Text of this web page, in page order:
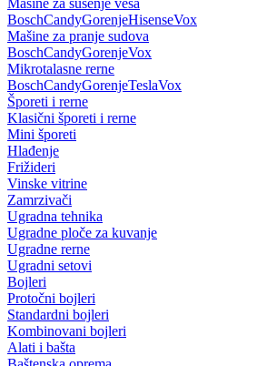
Mašine za sušenje veša
BoschCandyGorenjeHisenseVox
Mašine za pranje sudova
BoschCandyGorenjeVox
Mikrotalasne rerne
BoschCandyGorenjeTeslaVox
Šporeti i rerne
Klasični šporeti i rerne
Mini šporeti
Hlađenje
Frižideri
Vinske vitrine
Zamrzivači
Ugradna tehnika
Ugradne ploče za kuvanje
Ugradne rerne
Ugradni setovi
Bojleri
Protočni bojleri
Standardni bojleri
Kombinovani bojleri
Alati i bašta